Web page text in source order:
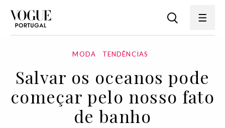
MODA TENDÊNCIAS
Salvar os oceanos pode
começar pelo nosso fato
de banho